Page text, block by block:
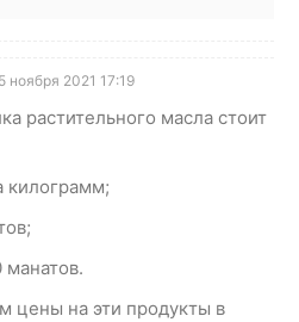
ноября 2021 17:19
растительного масла стоит
килограмм;
манатов.
цены на эти продукты в